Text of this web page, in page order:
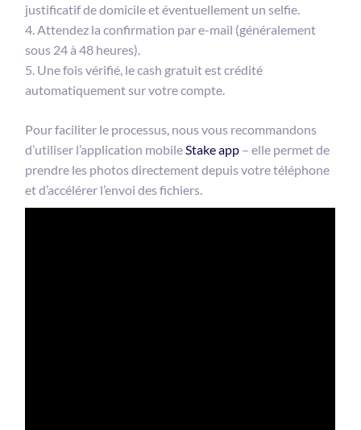
justificatif de domicile et éventuellement un selfie.
Attendez la confirmation par e-mail (généralement
sous 24 à 48 heures).
Une fois vérifié, le cash gratuit est crédité
automatiquement sur votre compte.
Pour faciliter le processus, nous vous recommandons
d’utiliser l’application mobileStake app – elle permet de
prendre les photos directement depuis votre téléphone
et d’accélérer l’envoi des fichiers.